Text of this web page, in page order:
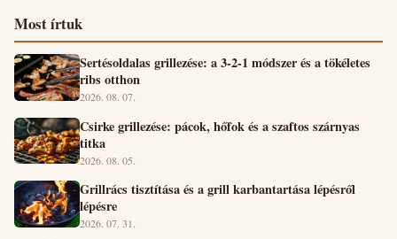
Most írtuk
Sertésoldalas grillezése: a 3-2-1 módszer és a tökéletes
ribs otthon
2026. 08. 07.
Csirke grillezése: pácok, hőfok és a szaftos szárnyas
titka
2026. 08. 05.
Grillrács tisztítása és a grill karbantartása lépésről
lépésre
2026. 07. 31.